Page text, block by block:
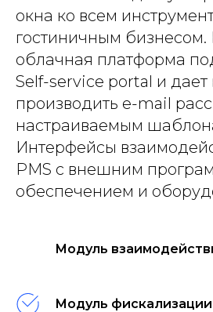
окна ко всем
гостиничным бизнесом.
облачная платформа
Self-service portal и дает
производить e-mail
настраиваемым
Интерфейсы
PMS с внешним
обеспечением и
Модуль
Модуль фискализации